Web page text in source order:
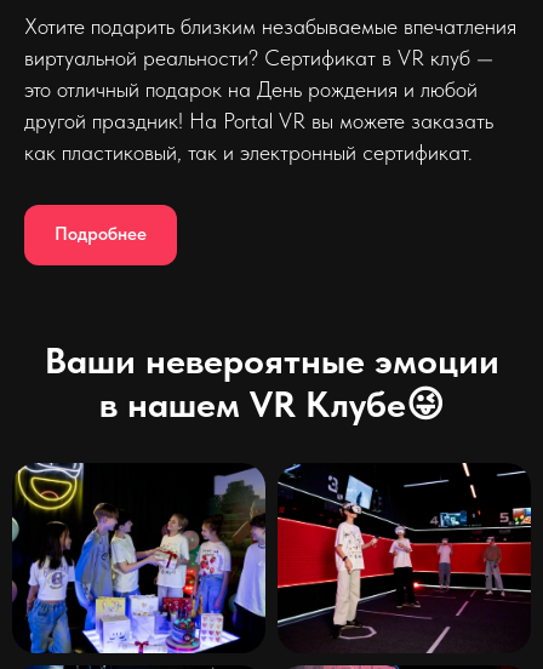
Хотите подарить близким незабываемые впечатления
виртуальной реальности? Сертификат в VR клуб —
это отличный подарок на День рождения и любой
другой праздник! На Portal VR вы можете заказать
как пластиковый, так и электронный сертификат.
Подробнее
Ваши невероятные эмоции
в нашем VR Клубе😜